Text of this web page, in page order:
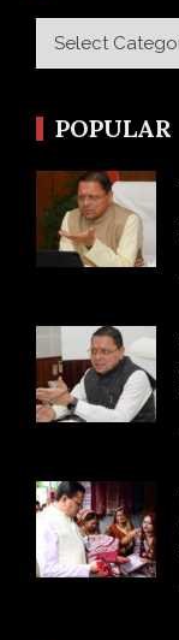
Category
POPULAR